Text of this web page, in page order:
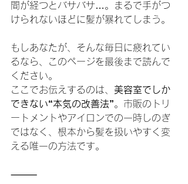
間が経つとバサバサ…。まるで手がつ
けられないほどに髪が暴れてしまう。
もしあなたが、そんな毎日に疲れてい
るなら、このページを最後まで読んで
ください。
ここでお伝えするのは、 美容室でしか
できない“本気の改善法”。市販のトリ
ートメントやアイロンでの一時しのぎ
ではなく、根本から髪を扱いやすく変
える唯一の方法です。
⸻